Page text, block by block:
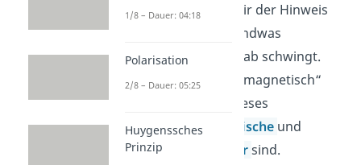
Mit „Wellen“ wird dir der Hinweis
gegeben, dass irgendwas
periodisch auf und ab schwingt.
Der Zusatz „Elektromagnetisch“
teilt dir mit, dass dieses
„irgendwas“
elektrische und
magnetische Feldersind.
1/8 – Dauer: 04:18
Polarisation
2/8 – Dauer: 05:25
Huygenssches
Prinzip